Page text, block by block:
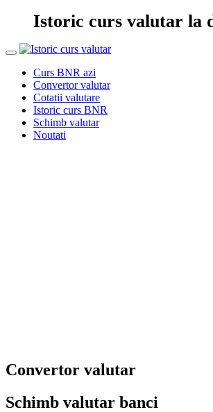
Istoric curs valutar la
Curs BNR azi
Convertor valutar
Cotatii valutare
Istoric curs BNR
Schimb valutar
Noutati
Convertor valutar
Schimb valutar banci